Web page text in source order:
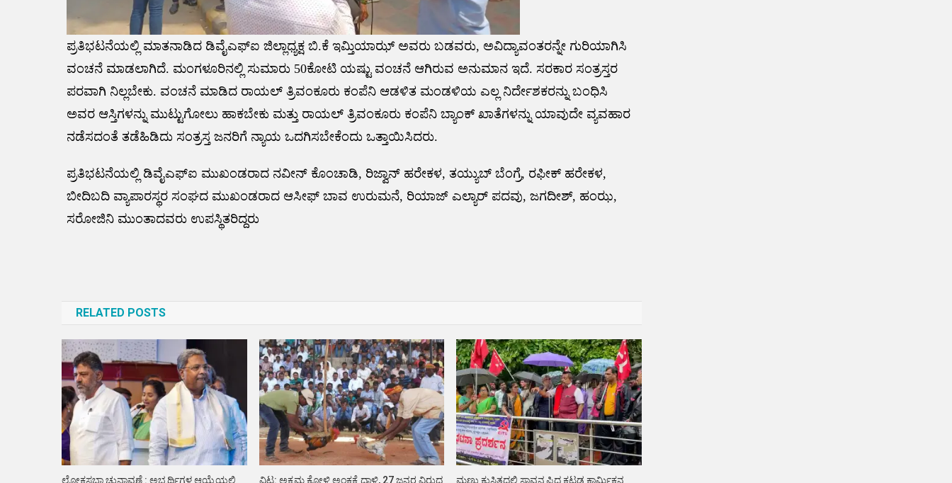
ಪ್ರತಿಭಟನೆಯಲ್ಲಿ ಮಾತನಾಡಿದ ಡಿವೈಎಫ್ಐ ಜಿಲ್ಲಾಧ್ಯಕ್ಷ ಬಿ.ಕೆ ಇಮ್ತಿಯಾಝ್ ಅವರು ಬಡವರು, ಅವಿದ್ಯಾವಂತರನ್ನೇ ಗುರಿಯಾಗಿಸಿ
ವಂಚನೆ ಮಾಡಲಾಗಿದೆ. ಮಂಗಳೂರಿನಲ್ಲಿ ಸುಮಾರು 50ಕೋಟಿ ಯಷ್ಟು ವಂಚನೆ ಆಗಿರುವ ಅನುಮಾನ ಇದೆ. ಸರಕಾರ ಸಂತ್ರಸ್ತರ
ಪರವಾಗಿ ನಿಲ್ಲಬೇಕು. ವಂಚನೆ ಮಾಡಿದ ರಾಯಲ್ ತ್ರಿವಂಕೂರು ಕಂಪೆನಿ ಆಡಳಿತ ಮಂಡಳಿಯ ಎಲ್ಲ ನಿರ್ದೇಶಕರನ್ನು ಬಂಧಿಸಿ
ಅವರ ಆಸ್ತಿಗಳನ್ನು ಮುಟ್ಟುಗೋಲು ಹಾಕಬೇಕು ಮತ್ತು ರಾಯಲ್ ತ್ರಿವಂಕೂರು ಕಂಪೆನಿ ಬ್ಯಾಂಕ್ ಖಾತೆಗಳನ್ನು ಯಾವುದೇ ವ್ಯವಹಾರ
ನಡೆಸದಂತೆ ತಡೆಹಿಡಿದು ಸಂತ್ರಸ್ತ ಜನರಿಗೆ ನ್ಯಾಯ ಒದಗಿಸಬೇಕೆಂದು ಒತ್ತಾಯಿಸಿದರು.
ಪ್ರತಿಭಟನೆಯಲ್ಲಿ ಡಿವೈಎಫ್ಐ ಮುಖಂಡರಾದ ನವೀನ್ ಕೊಂಚಾಡಿ, ರಿಜ್ವಾನ್ ಹರೇಕಳ, ತಯ್ಯುಬ್ ಬೆಂಗ್ರೆ, ರಫೀಕ್ ಹರೇಕಳ,
ಬೀದಿಬದಿ ವ್ಯಾಪಾರಸ್ಥರ ಸಂಘದ ಮುಖಂಡರಾದ ಆಸೀಫ್ ಬಾವ ಉರುಮನೆ, ರಿಯಾಜ್ ಎಲ್ಯಾರ್ ಪದವು, ಜಗದೀಶ್, ಹಂಝ,
ಸರೋಜಿನಿ ಮುಂತಾದವರು ಉಪಸ್ಥಿತರಿದ್ದರು
RELATED POSTS
ಲೋಕಸಭಾ ಚುನಾವಣೆ : ಅಭ್ಯರ್ಥಿಗಳ ಆಯ್ಕೆಯಲ್ಲಿ ವಿಟ್ಲ: ಅಕ್ರಮ ಕೋಳಿ ಅಂಕಕ್ಕೆ ಧಾಳಿ, 27 ಜನರ ವಿರುದ್ದ ಮಣ್ಣು ಕುಸಿತದಲ್ಲಿ ಸಾವನ್ನಪ್ಪಿದ ಕಟ್ಟಡ ಕಾರ್ಮಿಕನ